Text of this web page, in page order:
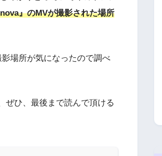
』のMVが撮影された場所
場所が気になったので調べ
ぜひ、最後まで読んで頂ける